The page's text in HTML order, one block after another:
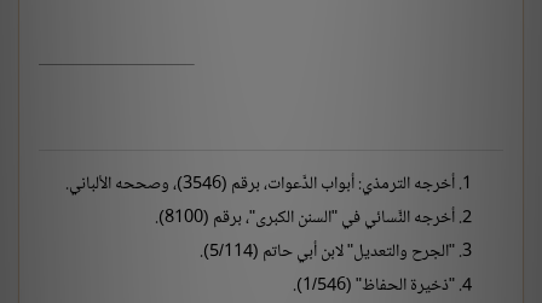
أخرجه الترمذي: أبواب الدَّعوات، برقم (3546)، وصححه الألباني.
أخرجه النَّسائي في "السنن الكبرى"، برقم (8100).
"الجرح والتعديل" لابن أبي حاتم (5/114).
"ذخيرة الحفاظ" (1/546).